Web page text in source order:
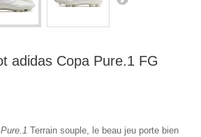
adidas Copa Pure.1 FG
Terrain souple, le beau jeu porte bien